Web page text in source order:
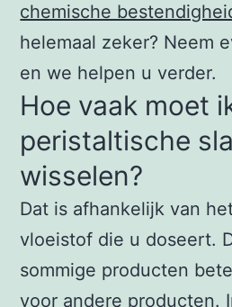
chemische
helemaal zeker? Neem
en we helpen u verder.
Hoe vaak moet
peristaltische
wisselen?
Dat is afhankelijk van
vloeistof die u doseert.
sommige producten
voor andere producten.